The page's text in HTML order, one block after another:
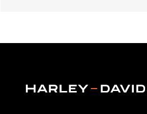
Sold In Units:Pair